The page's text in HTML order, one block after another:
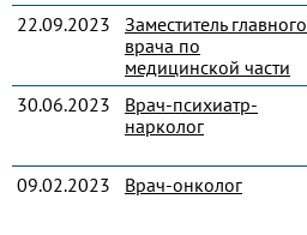
22.09.2023
Заместитель главного
врача по
медицинской части
30.06.2023
Врач-психиатр-
нарколог
09.02.2023
Врач-онколог